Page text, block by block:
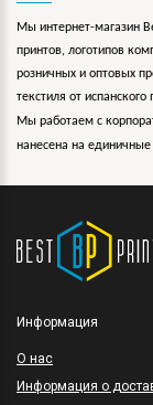
Мы интернет-магазин
принтов, логотипов
розничных и оптовых
текстиля от испанского
Мы работаем с
нанесена на
Информация
O нас
Информация о